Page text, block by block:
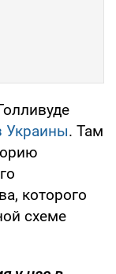
Украины. Там
которого
схеме